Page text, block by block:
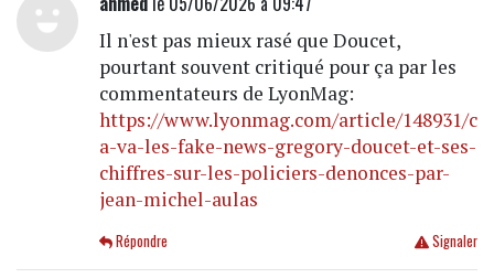
Il n'est pas mieux rasé que Doucet,
pourtant souvent critiqué pour ça par les
commentateurs de LyonMag:
https://www.lyonmag.com/article/148931/c
a-va-les-fake-news-gregory-doucet-et-ses-
chiffres-sur-les-policiers-denonces-par-
jean-michel-aulas
Signaler
Répondre